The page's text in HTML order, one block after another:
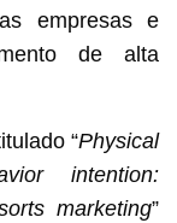
empresas e
de alta
“Physical
intention:
marketing”